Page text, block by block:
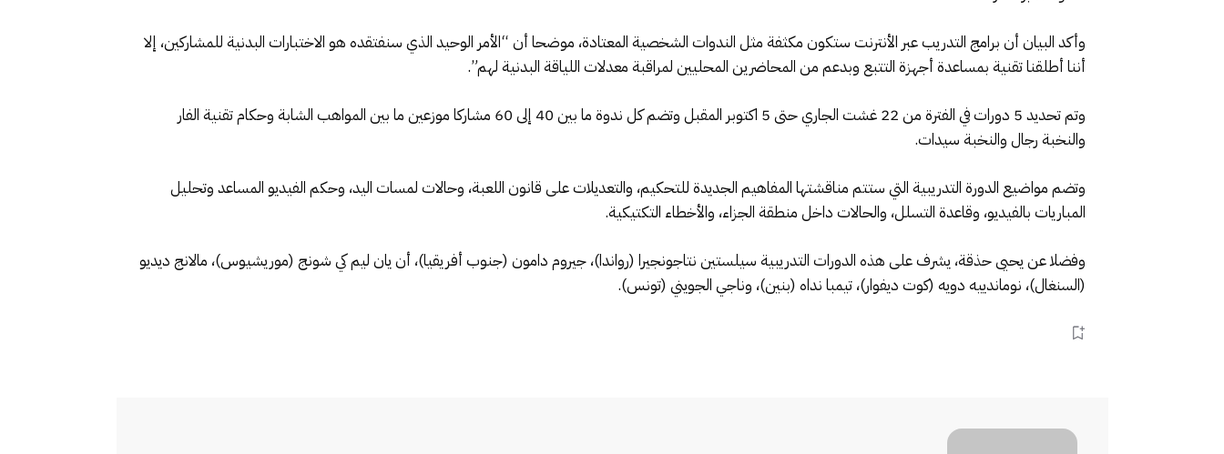
وأكد البيان أن برامج التدريب عبر الأنترنت ستكون مكثفة مثل الندوات الشخصية المعتادة، موضحا أن “الأمر الوحيد الذي سنفتقده هو الاختبارات البدنية للمشاركين، إلا
أننا أطلقنا تقنية بمساعدة أجهزة التتبع وبدعم من المحاضرين المحليين لمراقبة معدلات اللياقة البدنية لهم”.
وتم تحديد 5 دورات في الفترة من 22 غشت الجاري حتى 5 اكتوبر المقبل وتضم كل ندوة ما بين 40 إلى 60 مشاركا موزعين ما بين المواهب الشابة وحكام تقنية الفار
والنخبة رجال والنخبة سيدات.
وتضم مواضيع الدورة التدريبية التي ستتم مناقشتها المفاهيم الجديدة للتحكيم، والتعديلات على قانون اللعبة، وحالات لمسات اليد، وحكم الفيديو المساعد وتحليل
المباريات بالفيديو، وقاعدة التسلل، والحالات داخل منطقة الجزاء، والأخطاء التكتيكية.
وفضلا عن يحيى حذقة، يشرف على هذه الدورات التدريبية سيلستين نتاجونجيرا (رواندا)، جيروم دامون (جنوب أفريقيا)، أن يان ليم كي شونج (موريشيوس)، مالانج ديديو
(السنغال)، نوماندييه دويه (كوت ديفوار)، تيمبا نداه (بنين)، وناجي الجويني (تونس).